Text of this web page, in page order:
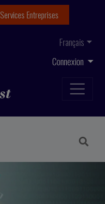
Connexion
Français
Services Entreprises